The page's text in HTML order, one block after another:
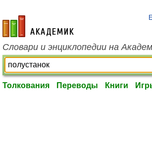
academic.ru
Словари и энциклопедии на
Толкования Переводы Книги